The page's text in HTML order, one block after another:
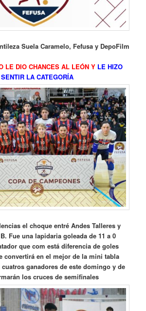
Suela Caramelo, Fefusa y DepoFilm
LE DIO CHANCES AL LEÓN Y LE HIZO
SENTIR LA CATEGORÍA
el choque entré Andes Talleres y
Fue una lapidaria goleada de 11 a 0
que com está diferencia de goles
convertirá en el mejor de la mini tabla
ganadores de este domingo y de
los cruces de semifinales